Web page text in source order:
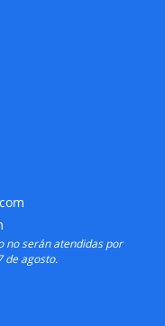
no serán atendidas por
de agosto.